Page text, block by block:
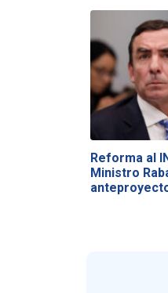
Reforma al
Ministro